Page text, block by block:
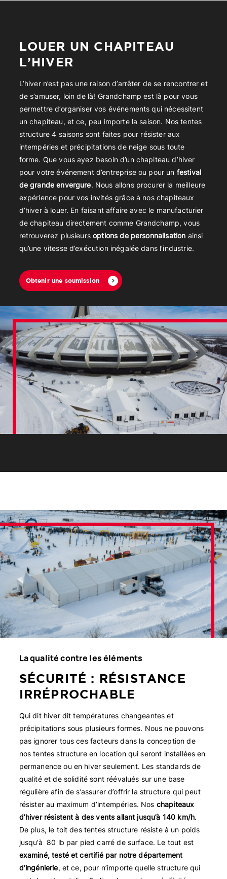
LOUER UN CHAPITEAU
L’HIVER
L’hiver n’est pas une raison d’arrêter de se rencontrer et
de s’amuser, loin de là! Grandchamp est là pour vous
permettre d’organiser vos événements qui nécessitent
un chapiteau, et ce, peu importe la saison. Nos tentes
structure 4 saisons sont faites pour résister aux
intempéries et précipitations de neige sous toute
forme. Que vous ayez besoin d’un chapiteau d’hiver
pour votreévénement d’entreprise ou pour un festival
de grande envergure. Nous allons procurer la meilleure
expérience pour vos invités grâce à nos chapiteaux
d’hiver à louer. En faisant affaire avec le manufacturier
de chapiteau directement comme Grandchamp, vous
retrouverez plusieursoptions de personnalisation ainsi
qu’une vitesse d’exécution inégalée dans l’industrie.
Obtenir une soumission
La qualité contre les éléments
SÉCURITÉ : RÉSISTANCE
IRRÉPROCHABLE
Qui dit hiver dit températures changeantes et
précipitations sous plusieurs formes. Nous ne pouvons
pas ignorer tous ces facteurs dans la conception de
nos tentes structure en location qui seront installées en
permanence ou en hiver seulement. Les standards de
qualité et de solidité sont réévalués sur une base
régulière afin de s’assurer d’offrir la structure qui peut
résister au maximum d’intempéries. Nos chapiteaux
d’hiver résistent à des vents allant jusqu’à 140 km/h.
De plus, le toit des tentes structure résiste à un poids
jusqu’à 80 lb par pied carré de surface. Le tout est
examiné, testé et certifié par notre département
d’ingénierie, et ce, pour n’importe quelle structure qui